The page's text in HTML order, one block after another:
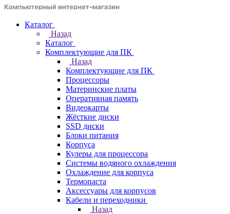
Каталог
Назад
Каталог
Комплектующие для ПК
Назад
Комплектующие для ПК
Процессоры
Материнские платы
Оперативная память
Видеокарты
Жёсткие диски
SSD диски
Блоки питания
Корпуса
Кулеры для процессора
Системы водяного охлаждения
Охлаждение для корпуса
Термопаста
Аксессуары для корпусов
Кабели и переходники
Назад